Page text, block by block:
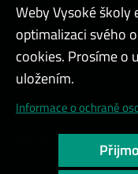
Admin
Cookies a ochrana
Přístupnost webu
Weby Vysoké školy
optimalizaci svého
cookies. Prosíme o
uložením.
Informace o ochraně